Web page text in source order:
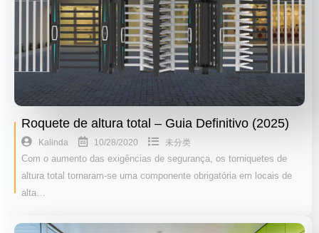
Roquete de altura total – Guia Definitivo (2025)
Kalinda 10/28/2020 未分类
Com o aumento das exigências de segurança, os torniquetes de
altura total tornaram-se uma componente obrigatória em locais de
alta…